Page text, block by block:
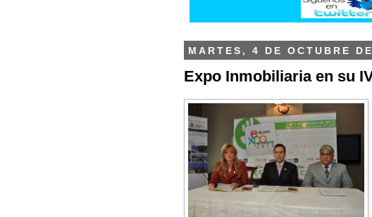
MARTES, 4 DE OCTUBRE
Expo Inmobiliaria en su